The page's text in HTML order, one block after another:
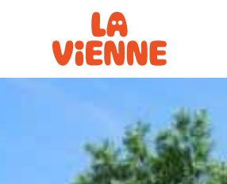
Panneau de gestion des cookies